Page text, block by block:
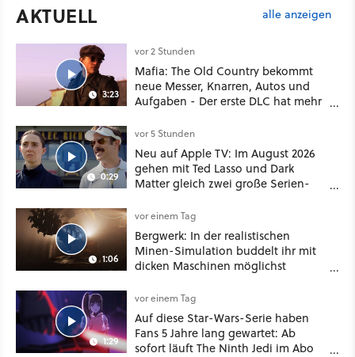
AKTUELL alle anzeigen
3:23
vor 2 Stunden
Mafia: The Old Country bekommt
neue Messer, Knarren, Autos und
Aufgaben - Der erste DLC hat mehr
0:29
vor 5 Stunden
Neu auf Apple TV: Im August 2026
gehen mit Ted Lasso und Dark
Matter gleich zwei große Serien-
1:06
vor einem Tag
Bergwerk: In der realistischen
Minen-Simulation buddelt ihr mit
dicken Maschinen möglichst
1:29
vor einem Tag
Auf diese Star-Wars-Serie haben
Fans 5 Jahre lang gewartet: Ab
sofort läuft The Ninth Jedi im Abo